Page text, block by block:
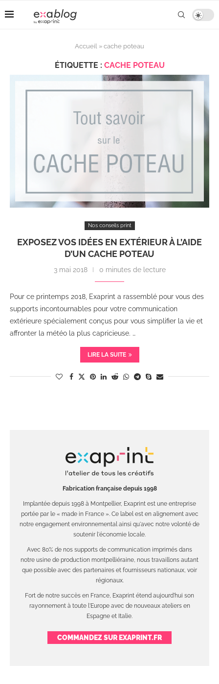
Accueil » cache poteau
ÉTIQUETTE : CACHE POTEAU
Nos conseils print
EXPOSEZ VOS IDÉES EN EXTÉRIEUR À L’AIDE
D’UN CACHE POTEAU
3 mai 2018 0 minutes de lecture
Pour ce printemps 2018, Exaprint a rassemblé pour vous des
supports incontournables pour votre communication
extérieure spécialement conçus pour vous simplifier la vie et
affronter la météo la plus capricieuse. …
LIRE LA SUITE
Fabrication française depuis 1998
Implantée depuis 1998 à Montpellier, Exaprint est une entreprise
portée par le « made in France ». Ce label est en alignement avec
notre engagement environnemental ainsi qu'avec notre volonté de
soutenir l'économie locale.
Avec 80% de nos supports de communication imprimés dans
notre usine de production montpelliéraine, nous travaillons autant
que possible avec des partenaires et fournisseurs nationaux, voir
régionaux.
Fort de notre succès en France, Exaprint étend aujourd'hui son
rayonnement à toute l'Europe avec de nouveaux ateliers en
Espagne et Italie.
COMMANDEZ SUR EXAPRINT.FR